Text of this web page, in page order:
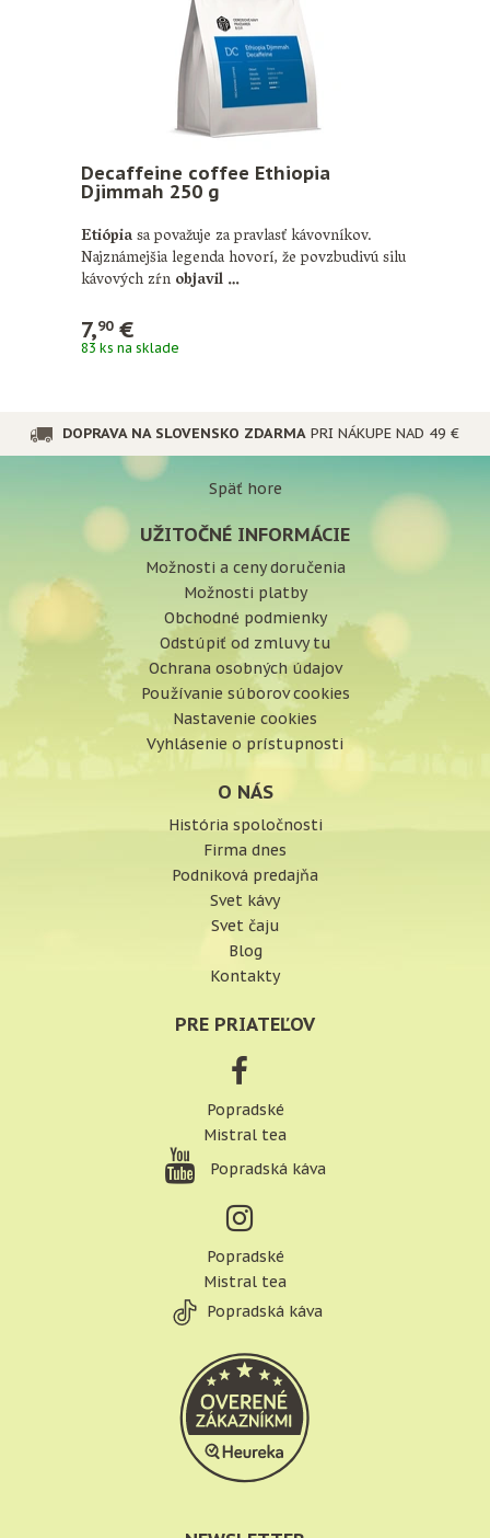
Decaffeine coffee Ethiopia
Djimmah 250 g
Etiópiasa považuje za pravlasť kávovníkov.
Najznámejšia legenda hovorí, že povzbudivú silu
kávových zŕnobjavil …
7,90€
83 ks na sklade
DOPRAVA NA SLOVENSKO ZDARMA PRI NÁKUPE NAD 49 €
Späť hore
UŽITOČNÉ INFORMÁCIE
Možnosti a ceny doručenia
Možnosti platby
Obchodné podmienky
Odstúpiť od zmluvy tu
Ochrana osobných údajov
Používanie súborov cookies
Nastavenie cookies
Vyhlásenie o prístupnosti
O NÁS
História spoločnosti
Firma dnes
Podniková predajňa
Svet kávy
Svet čaju
Blog
Kontakty
PRE PRIATEĽOV
Popradské
Mistral tea
Popradská káva
Popradské
Mistral tea
Popradská káva